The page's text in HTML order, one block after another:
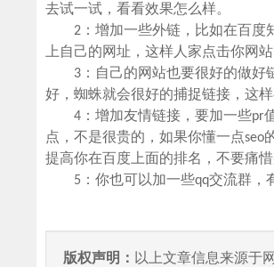
去试一试，看看效果怎么样。
2：增加一些外链，比如在百度知
上自己的网址，这样人家点击你网
3：自己的网站也要很好的做好链
好，蜘蛛就会很好的捕捉链接，这样
4：增加友情链接，要加一些pr值
点，不是很贵的，如果你懂一点
提高你在百度上面的排名，不要痛惜
5：你也可以加一些qq交流群，有
版权声明： 以上文章信息来源于